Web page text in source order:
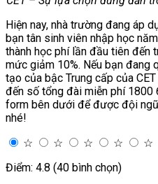
Hiện nay, nhà trường đang áp
bạn tân sinh viên nhập học
thành học phí lần đầu tiên
mức giảm 10%. Nếu bạn đang
tạo của bậc Trung cấp của
đến số tổng đài miễn phí
form bên dưới để được đội
nhé!
☆
☆ ☆ ☆
☆
Điểm: 4.8 (40 bình chọn)